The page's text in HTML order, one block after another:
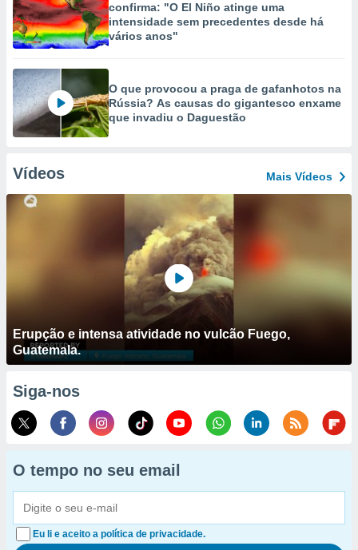
confirma: "O El Niño atinge uma
intensidade sem precedentes desde há
vários anos"
O que provocou a praga de gafanhotos na
Rússia? As causas do gigantesco enxame
que invadiu o Daguestão
Vídeos Mais Vídeos
Erupção e intensa atividade no vulcão Fuego,
Guatemala.
Siga-nos
O tempo no seu email
Eu li e aceito a política de privacidade.